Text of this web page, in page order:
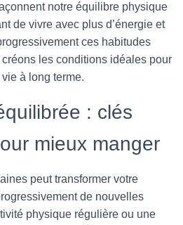
notre équilibre physique
de vivre avec plus d’énergie et
ces habitudes
les conditions idéales pour
à long terme.
: clés
mieux manger
peut transformer votre
de nouvelles
physique régulière ou une